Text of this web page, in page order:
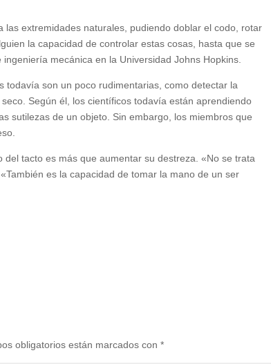
extremidades naturales, pudiendo doblar el codo, rotar
la capacidad de controlar estas cosas, hasta que se
mecánica en la Universidad Johns Hopkins.
todavía son un poco rudimentarias, como detectar la
Según él, los científicos todavía están aprendiendo
sutilezas de un objeto. Sin embargo, los miembros que
tacto es más que aumentar su destreza. «No se trata
es la capacidad de tomar la mano de un ser
obligatorios están marcados con*